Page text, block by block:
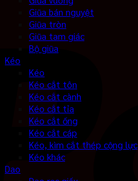
Giũa bán nguyệt
Giũa tròn
Giũa tam giác
Bộ giũa
Kéo
Kéo
Kéo cắt tôn
Kéo cắt cành
Kéo cắt tỉa
Kéo cắt ống
Kéo cắt cáp
Kéo, kìm cắt thép cộng lực
Kéo khác
Dao